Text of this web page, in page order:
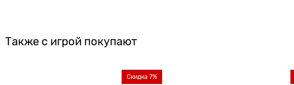
Также с игрой покупают
Скидка 7%